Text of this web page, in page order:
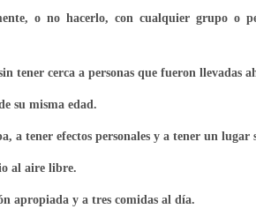
o no hacerlo, con cualquier grupo o
tener cerca a personas que fueron llevadas
su misma edad.
a tener efectos personales y a tener un lugar
al aire libre.
apropiada y a tres comidas al día.